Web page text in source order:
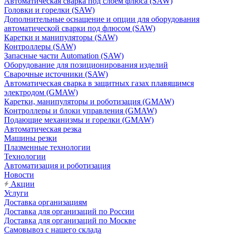
Головки и горелки (SAW)
Дополнительные оснащение и опции для оборудования
автоматической сварки под флюсом (SAW)
Каретки и манипуляторы (SAW)
Контроллеры (SAW)
Запасные части Automation (SAW)
Оборудование для позиционирования изделий
Сварочные источники (SAW)
Автоматическая сварка в защитных газах плавящимся
электродом (GMAW)
Каретки, манипуляторы и роботизация (GMAW)
Контроллеры и блоки управления (GMAW)
Подающие механизмы и горелки (GMAW)
Автоматическая резка
Машины резки
Плазменные технологии
Технологии
Автоматизация и роботизация
Новости
Акции
Услуги
Доставка организациям
Доставка для организаций по России
Доставка для организаций по Москве
Самовывоз с нашего склада